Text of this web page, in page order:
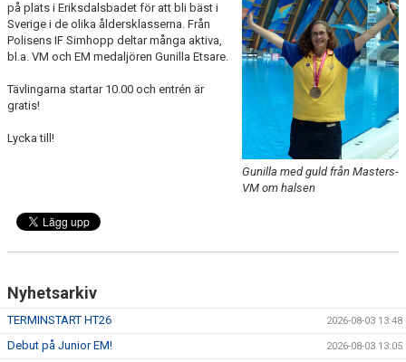
SKOLOR/FÖRENINGAR
Gunilla med guld från Masters-
VM om halsen
på plats i Eriksdalsbadet för att bli bäst i
Sverige i de olika åldersklasserna. Från
Polisens IF Simhopp deltar många aktiva,
bl.a. VM och EM medaljören Gunilla Etsare.
Tävlingarna startar 10.00 och entrén är
gratis!
Lycka till!
Nyhetsarkiv
TERMINSTART HT26 2026-08-03 13:48
Debut på Junior EM! 2026-08-03 13:05